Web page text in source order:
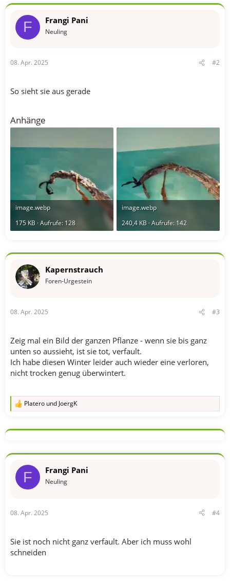
F Frangi Pani
Neuling
08. Apr. 2025 #2
So sieht sie aus gerade
Anhänge
image.webp
175 KB · Aufrufe: 128
image.webp
240,4 KB · Aufrufe: 142
Kapernstrauch
Foren-Urgestein
08. Apr. 2025 #3
Zeig mal ein Bild der ganzen Pflanze - wenn sie bis ganz
unten so aussieht, ist sie tot, verfault.
Ich habe diesen Winter leider auch wieder eine verloren,
nicht trocken genug überwintert.
R
k
o
e
n
Platero und JoergK
F Frangi Pani
Neuling
08. Apr. 2025 #4
Sie ist noch nicht ganz verfault. Aber ich muss wohl
schneiden